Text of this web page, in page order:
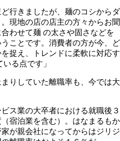
ど行きましたが、麺のコシからダ
現地の店の店主の方々からお聞
わせて麺 の太さや固さなどを
ことです。消費者の方が今、ど
捉え、トレンドに柔軟に対応す
る点です」
りしていた離職率も、今では大
ス業の大卒者における就職後３
宿泊業を含む）。はなまるもか
が親会社になってからはジリジ